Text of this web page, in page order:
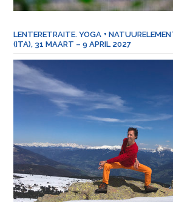
LENTERETRAITE. YOGA +
(ITA), 31 MAART – 9 APRIL 2027